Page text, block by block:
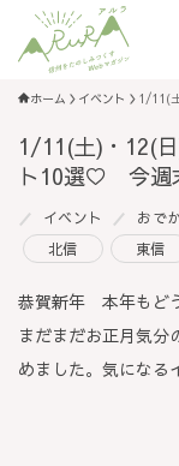
ホーム イベント 1/11(
1/11(土)・12(
ト10選♡ 今週
イベント
おで
北信
東信
恭賀新年 本年もど
まだまだお正月気
めました。気にな